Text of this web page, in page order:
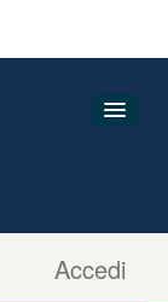
Accedi